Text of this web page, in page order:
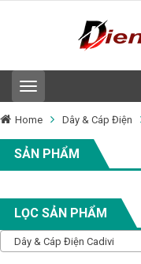
T
o
g
l
e
n
v
i
g
a
Home Dây & Cáp Điện
SẢN PHẨM
LỌC SẢN PHẨM
Dây & Cáp Điện Cadivi